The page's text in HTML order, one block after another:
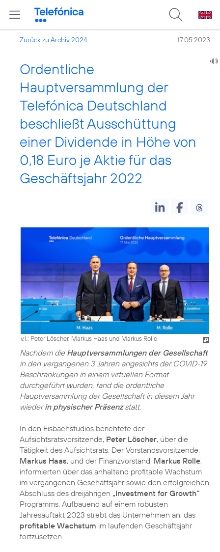
Zurück zu Archiv 2024 17.05.2023
Ordentliche
Hauptversammlung der
Telefónica Deutschland
beschließt Ausschüttung
einer Dividende in Höhe von
0,18 Euro je Aktie für das
Geschäftsjahr 2022
v.l.: Peter Löscher, Markus Haas und Markus Rolle
Nachdem die Hauptversammlungen der Gesellschaft
in den vergangenen 3 Jahren angesichts der COVID-19
Beschränkungen in einem virtuellen Format
durchgeführt wurden, fand die ordentliche
Hauptversammlung der Gesellschaft in diesem Jahr
wiederin physischer Präsenzstatt.
In den Eisbachstudios berichtete der
Aufsichtsratsvorsitzende, Peter Löscher, über die
Tätigkeit des Aufsichtsrats. Der Vorstandsvorsitzende,
Markus Haas, und der Finanzvorstand, Markus Rolle,
informierten über das anhaltend profitable Wachstum
im vergangenen Geschäftsjahr sowie den erfolgreichen
Abschluss des dreijährigen „Investment for Growth“
Programms. Aufbauend auf einem robusten
Jahresauftakt 2023 strebt das Unternehmen an, das
profitable Wachstum im laufenden Geschäftsjahr
fortzusetzen.